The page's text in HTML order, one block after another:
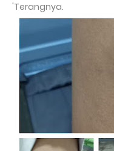
'Terangnya.